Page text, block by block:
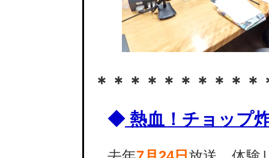
＊＊＊＊＊＊＊＊＊
◆熱血！チョップ